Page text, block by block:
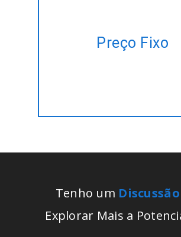
Preço Fixo
não há tempo para
Vamos fazer isso por
Tenho um Discussão
Explorar Mais a